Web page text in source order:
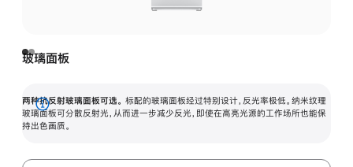
玻璃面板
两种抗反射玻璃面板可选。 标配的玻璃面板经过特别设计，反光率极低。纳米纹理
玻璃面板可分散反射光，从而进一步减少反光，即使在高亮光源的工作场所也能保
持出色画质。
展
开